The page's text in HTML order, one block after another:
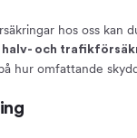
hos oss kan
halv- och
hur omfattande